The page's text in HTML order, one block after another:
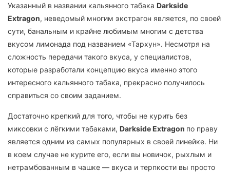
Указанный в названии кальянного табака Darkside
Extragon, неведомый многим экстрагон является, по своей
сути, банальным и крайне любимым многим с детства
вкусом лимонада под названием «Тархун». Несмотря на
сложность передачи такого вкуса, у специалистов,
которые разработали концепцию вкуса именно этого
интересного кальянного табака, прекрасно получилось
справиться со своим заданием.
Достаточно крепкий для того, чтобы не курить без
миксовки с лёгкими табаками, Darkside Extragon по праву
является одним из самых популярных в своей линейке. Ни
в коем случае не курите его, если вы новичок, рыхлым и
нетрамбованным в чашке — вкуса и терпкости вы просто